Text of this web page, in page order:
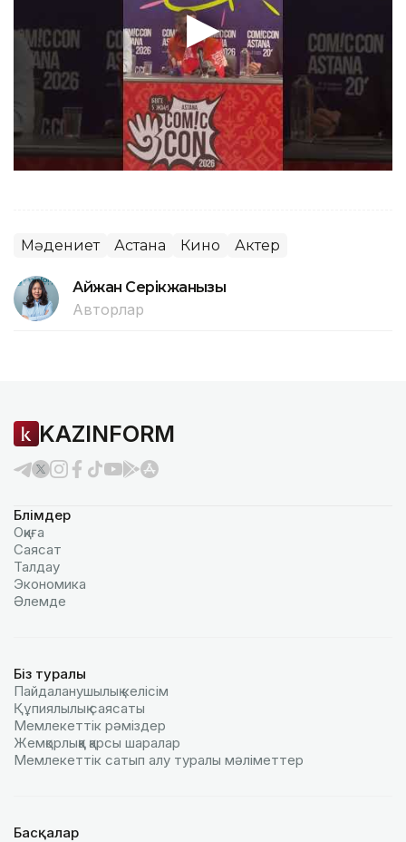
Мәдениет Астана Кино Актер
Айжан Серікжанқызы
Авторлар
KAZINFORM
Бөлімдер
Оқиға
Саясат
Талдау
Экономика
Әлемде
Біз туралы
Пайдаланушылық келiciм
Құпиялылық саясаты
Мемлекеттік рәміздер
Жемқорлыққа қарсы шаралар
Мемлекеттік сатып алу туралы мәлiметтер
Басқалар